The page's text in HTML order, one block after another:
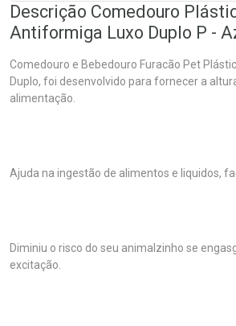
Descrição Comedouro
Antiformiga Luxo Duplo P -
Comedouro e Bebedouro Furacão Pet
Duplo, foi desenvolvido para fornecer a
alimentação.
Ajuda na ingestão de alimentos e liquidos,
Diminiu o risco do seu animalzinho se
excitação.